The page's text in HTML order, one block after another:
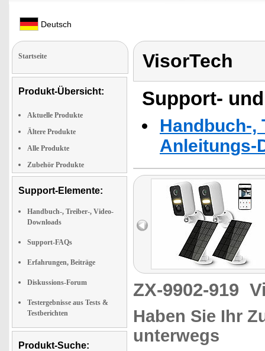
Deutsch
Startseite
Produkt-Übersicht:
Aktuelle Produkte
Ältere Produkte
Alle Produkte
Zubehör Produkte
Support-Elemente:
Handbuch-, Treiber-, Video-
Downloads
Support-FAQs
Erfahrungen, Beiträge
Diskussions-Forum
Testergebnisse aus Tests &
Testberichten
Produkt-Suche:
VisorTech
Support-
Handbuch-,
Anleitungs-
ZX-9902-919
Haben Sie Ihr
unterwegs